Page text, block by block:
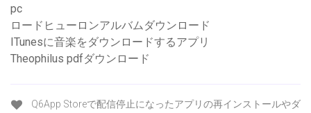
pc
ロードヒューロンアルバムダウンロード
ITunesに音楽をダウンロードするアプリ
Theophilus pdfダウンロード
Q6App Storeで配信停止になったアプリの再インストールやダ